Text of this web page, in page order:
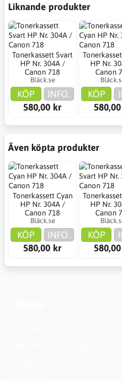
Liknande produkter
Tonerkassett Svart
HP Nr. 304A /
Canon 718
Bläck.se
KÖP
INFO.
580,00 kr
HP Nr.
Canon
KÖP
Även köpta produkter
Tonerkassett Cyan
HP Nr. 304A /
Canon 718
Bläck.se
KÖP
INFO.
580,00 kr
HP Nr.
Canon
KÖP